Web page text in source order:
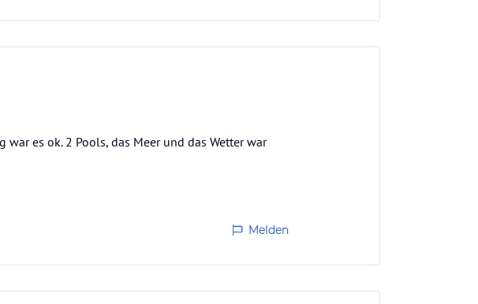
es ok. 2 Pools, das Meer und das Wetter war
Melden